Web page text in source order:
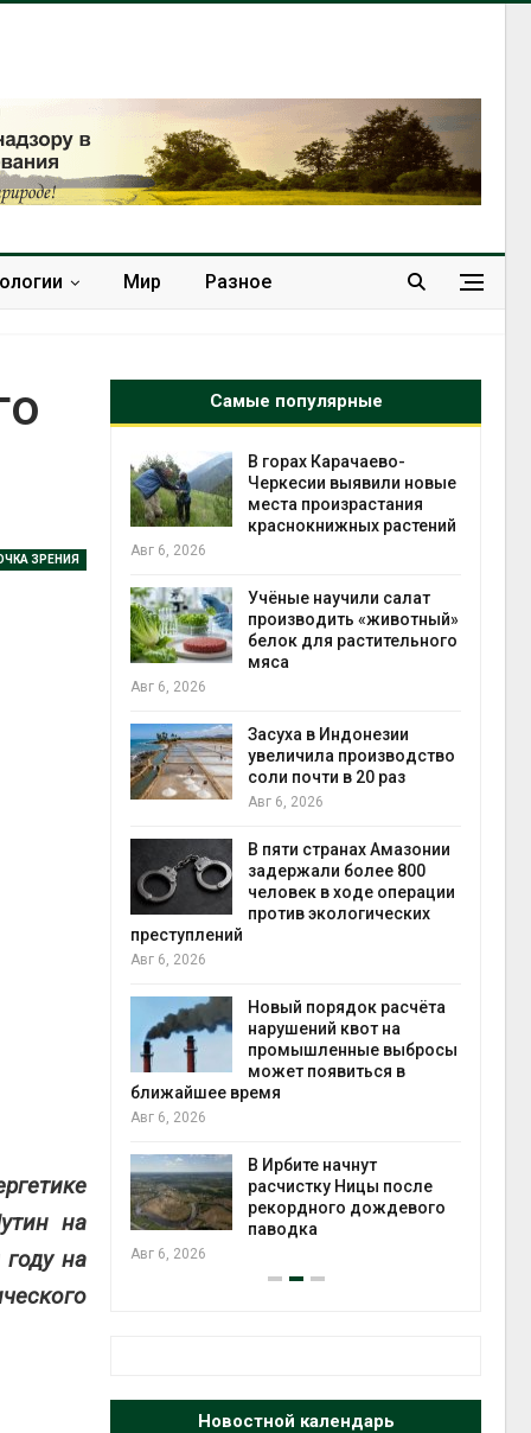
Мир Разное
ЗРЕНИЯ
на
на
Самые популярные
мусорных
в
засух,
В горах Карачаево-
Черкесии выявили новые
места произрастания
краснокнижных растений
Авг 6, 2026
Учёные научили салат
производить «животный»
белок для растительного
мяса
Авг 6, 2026
Засуха в Индонезии
увеличила производство
соли почти в 20 раз
Авг 6, 2026
В пяти странах Амазонии
задержали более 800
человек в ходе операции
против экологических
преступлений
Авг 6, 2026
Новый порядок расчёта
нарушений квот на
промышленные выбросы
может появиться в
ближайшее время
Авг 6, 2026
В Ирбите начнут
расчистку Ницы после
рекордного дождевого
паводка
Авг 6, 2026
Новостной календарь